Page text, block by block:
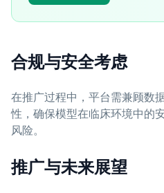
合规与安全考虑
在推广过程中，平台需兼顾数
性，确保模型在临床环境中的
风险。
推广与未来展望